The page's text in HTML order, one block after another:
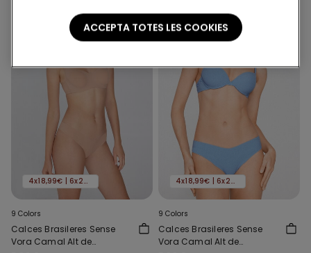
4x18,99€ | 6x24,99€
9 Colors
Calces Brasileres Sense
Vora Camal Alt de
4x18,99€ | 6x24,99€
9 Colors
Calces Brasileres Sense
Vora Camal Alt de
ACCEPTA TOTES LES COOKIES